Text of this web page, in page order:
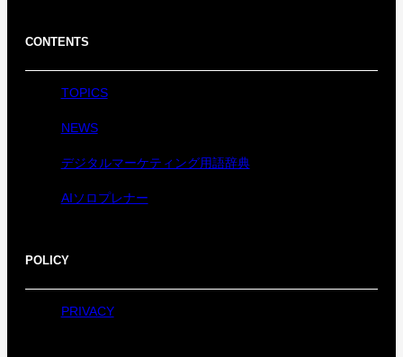
CONTENTS
TOPICS
NEWS
デジタルマーケティング用語辞典
AIソロプレナー
POLICY
PRIVACY